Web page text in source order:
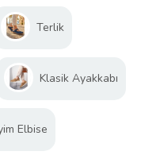
Terlik
Klasik Ayakkabı
Elbise